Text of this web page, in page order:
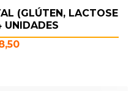
(GLÚTEN, LACTOSE
UNIDADES